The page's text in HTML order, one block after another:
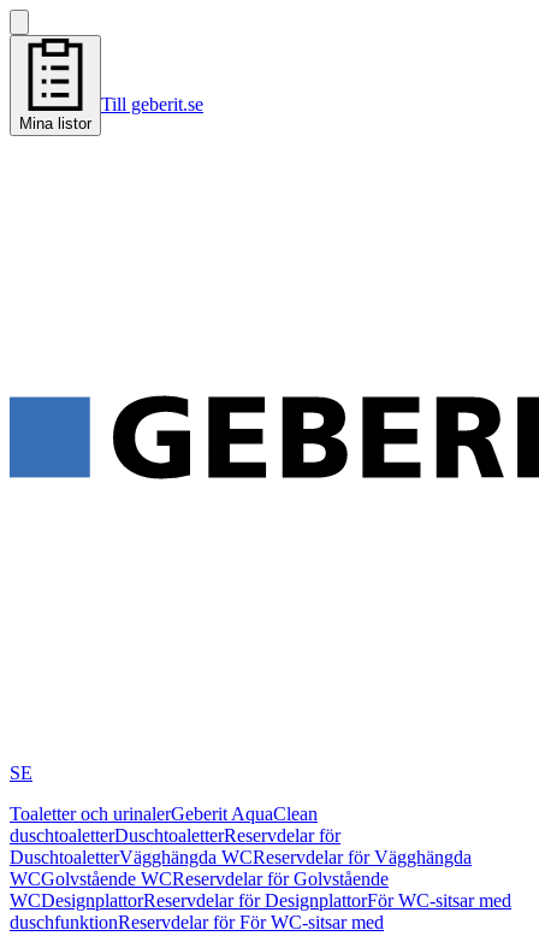
Mina listor
Till geberit.se
SE
Toaletter och urinalerGeberit AquaClean
duschtoaletterDuschtoaletterReservdelar för
DuschtoaletterVägghängda WCReservdelar för Vägghängda
WCGolvstående WCReservdelar för Golvstående
WCDesignplattorReservdelar för DesignplattorFör WC-sitsar med
duschfunktionReservdelar för För WC-sitsar med